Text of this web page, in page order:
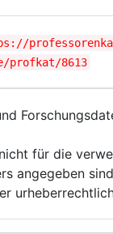
profkat/8613
für die
angegeben